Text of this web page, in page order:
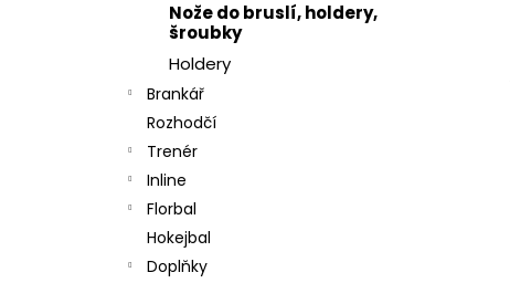
Nože do bruslí, holdery,
šroubky
Holdery
Brankář
Rozhodčí
Trenér
Inline
Florbal
Hokejbal
Doplňky